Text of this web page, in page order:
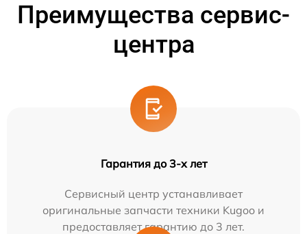
Преимущества сервис-
центра
Гарантия до 3-х лет
Сервисный центр устанавливает
оригинальные запчасти техники Kugoo и
предоставляет гарантию до 3 лет.